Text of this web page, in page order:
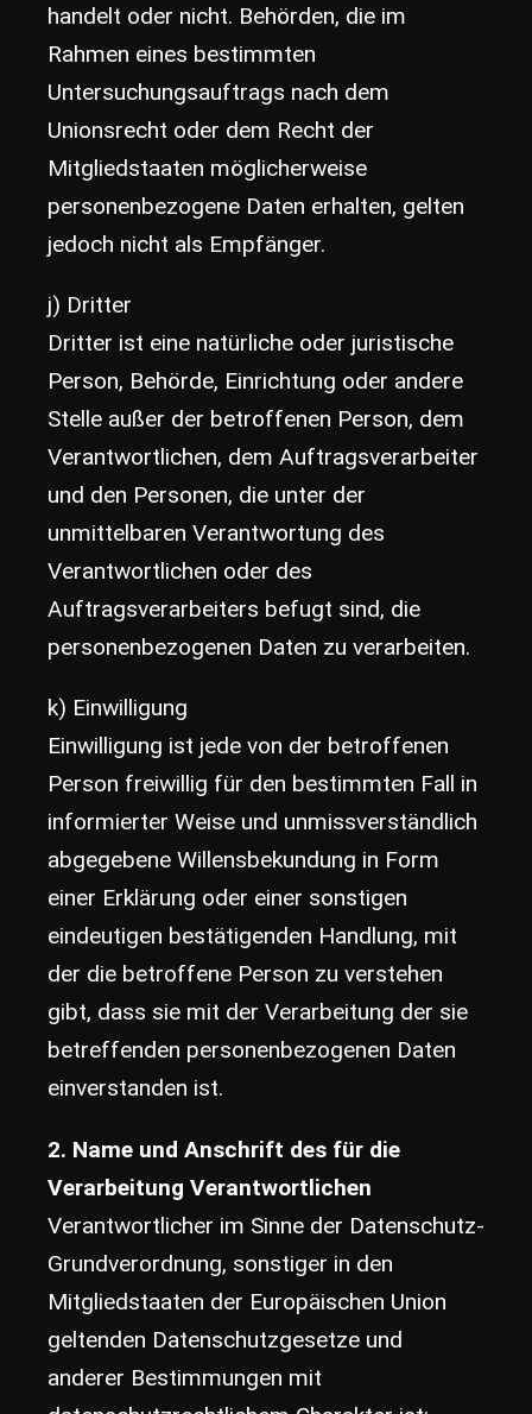
handelt oder nicht. Behörden, die im
Rahmen eines bestimmten
Untersuchungsauftrags nach dem
Unionsrecht oder dem Recht der
Mitgliedstaaten möglicherweise
personenbezogene Daten erhalten, gelten
jedoch nicht als Empfänger.
j) Dritter
Dritter ist eine natürliche oder juristische
Person, Behörde, Einrichtung oder andere
Stelle außer der betroffenen Person, dem
Verantwortlichen, dem Auftragsverarbeiter
und den Personen, die unter der
unmittelbaren Verantwortung des
Verantwortlichen oder des
Auftragsverarbeiters befugt sind, die
personenbezogenen Daten zu verarbeiten.
k) Einwilligung
Einwilligung ist jede von der betroffenen
Person freiwillig für den bestimmten Fall in
informierter Weise und unmissverständlich
abgegebene Willensbekundung in Form
einer Erklärung oder einer sonstigen
eindeutigen bestätigenden Handlung, mit
der die betroffene Person zu verstehen
gibt, dass sie mit der Verarbeitung der sie
betreffenden personenbezogenen Daten
einverstanden ist.
2. Name und Anschrift des für die
Verarbeitung Verantwortlichen
Verantwortlicher im Sinne der Datenschutz-
Grundverordnung, sonstiger in den
Mitgliedstaaten der Europäischen Union
geltenden Datenschutzgesetze und
anderer Bestimmungen mit